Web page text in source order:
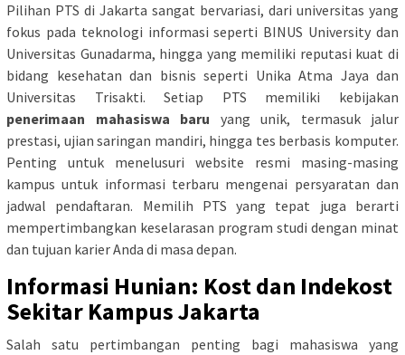
Pilihan PTS di Jakarta sangat bervariasi, dari universitas yang
fokus pada teknologi informasi seperti BINUS University dan
Universitas Gunadarma, hingga yang memiliki reputasi kuat di
bidang kesehatan dan bisnis seperti Unika Atma Jaya dan
Universitas Trisakti. Setiap PTS memiliki kebijakan
penerimaan mahasiswa baru yang unik, termasuk jalur
prestasi, ujian saringan mandiri, hingga tes berbasis komputer.
Penting untuk menelusuri website resmi masing-masing
kampus untuk informasi terbaru mengenai persyaratan dan
jadwal pendaftaran. Memilih PTS yang tepat juga berarti
mempertimbangkan keselarasan program studi dengan minat
dan tujuan karier Anda di masa depan.
Informasi Hunian: Kost dan Indekost
Sekitar Kampus Jakarta
Salah satu pertimbangan penting bagi mahasiswa yang